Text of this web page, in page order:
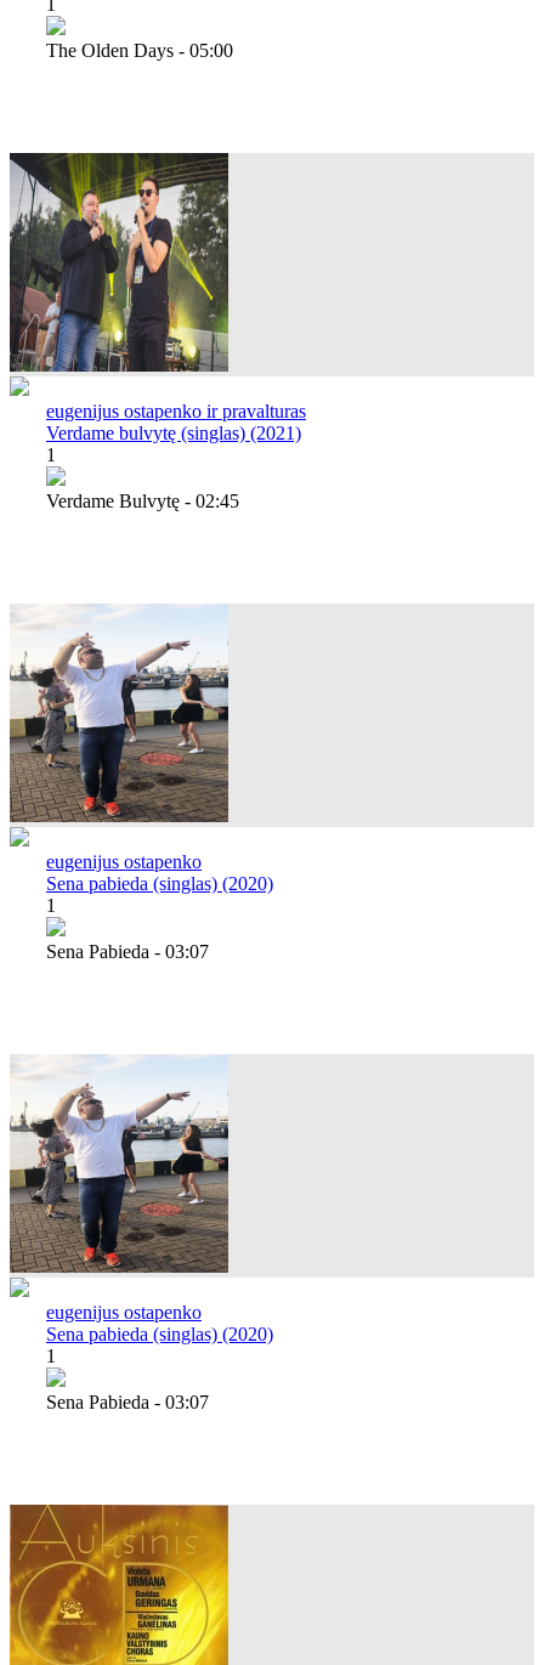
The Olden Days - 05:00
eugenijus ostapenko ir pravalturas
Verdame bulvytę (singlas) (2021)
1
Verdame Bulvytę - 02:45
eugenijus ostapenko
Sena pabieda (singlas) (2020)
1
Sena Pabieda - 03:07
eugenijus ostapenko
Sena pabieda (singlas) (2020)
1
Sena Pabieda - 03:07